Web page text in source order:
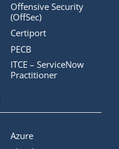
Offensive Security
(OffSec)
Certiport
PECB
ITCE – ServiceNow
Practitioner
Azure